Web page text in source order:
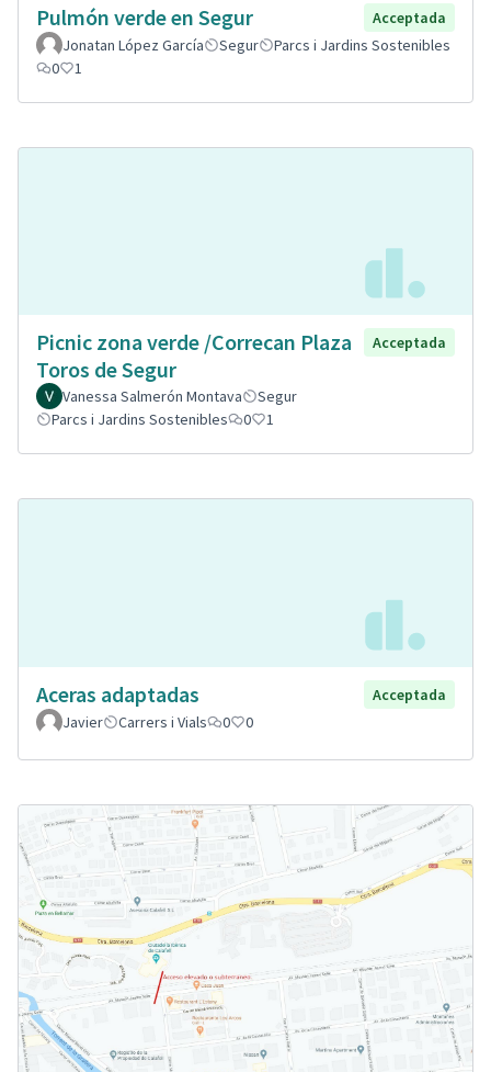
Pulmón verde en Segur
Acceptada
Jonatan López García
Segur
Parcs i Jardins Sostenibles
0
1
Picnic zona verde /Correcan Plaza
Toros de Segur
Acceptada
Vanessa Salmerón Montava
Segur
Parcs i Jardins Sostenibles
0 1
Aceras adaptadas
Acceptada
Javier
Carrers i Vials 0 0